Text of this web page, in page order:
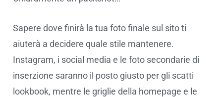
Sapere dove finirà la tua foto finale sul sito ti
aiuterà a decidere quale stile mantenere.
Instagram, i social media e le foto secondarie di
inserzione saranno il posto giusto per gli scatti
lookbook, mentre le griglie della homepage e le